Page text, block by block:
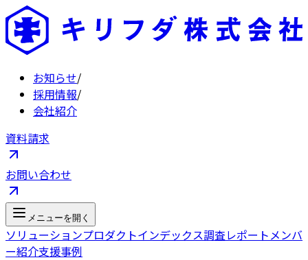
お知らせ/
採用情報/
会社紹介
資料請求
お問い合わせ
メニューを開く
ソリューションプロダクトインデックス調査レポートメンバ
ー紹介支援事例